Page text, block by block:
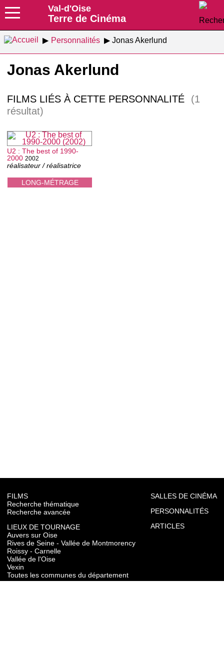
Val-d'Oise
Terre de Cinéma
Personnalités Jonas Akerlund
Jonas Akerlund
FILMS LIÉS À CETTE PERSONNALITÉ
(1
résultat)
LONG-MÉTRAGE
U2 : The best of 1990-
2000 2002
réalisateur / réalisatrice
FILMS
Recherche thématique
Recherche avancée
LIEUX DE TOURNAGE
Auvers sur Oise
Rives de Seine - Vallée de Montmorency
Roissy - Carnelle
Vallée de l'Oise
Vexin
Toutes les communes du département
SALLES DE CINÉMA
PERSONNALITÉS
ARTICLES